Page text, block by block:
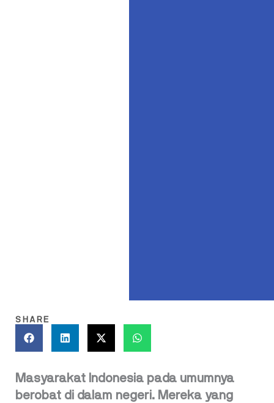
SHARE
Masyarakat Indonesia pada umumnya
berobat di dalam negeri. Mereka yang